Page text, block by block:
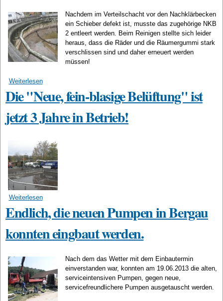
Nachdem im Verteilschacht vor den Nachklärbecken
ein Schieber defekt ist, musste das zugehörige NKB
2 entleert werden. Beim Reinigen stellte sich leider
heraus, dass die Räder und die Räumergummi stark
verschlissen sind und daher erneuert werden
müssen!
Weiterlesenüber Entleerung und Reinigung vom NKB 2
Die "Neue, fein-blasige Belüftung" ist
jetzt 3 Jahre in Betrieb!
Weiterlesenüber Die "Neue, fein-blasige Belüftung" ist jetzt 3 Jahre in
Betrieb!
Endlich, die neuen Pumpen in Bergau
konnten eingbaut werden.
Nach dem das Wetter mit dem Einbautermin
einverstanden war, konnten am 19.06.2013 die alten,
serviceintensiven Pumpen, gegen neue,
servicefreundlichere Pumpen ausgetauscht werden.